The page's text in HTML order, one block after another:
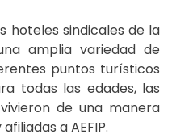
hoteles sindicales de la
amplia variedad de
puntos turísticos
todas las edades, las
de una manera
a AEFIP.